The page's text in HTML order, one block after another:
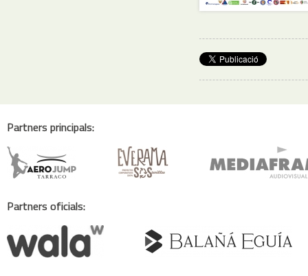
Partners principals:
Partners oficials: